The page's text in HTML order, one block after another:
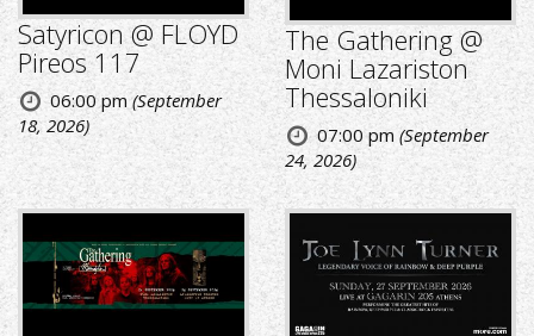
Satyricon @ FLOYD
Pireos 117
06:00 pm(September
18, 2026)
The Gathering @
Moni Lazariston
Thessaloniki
07:00 pm (September
24, 2026)